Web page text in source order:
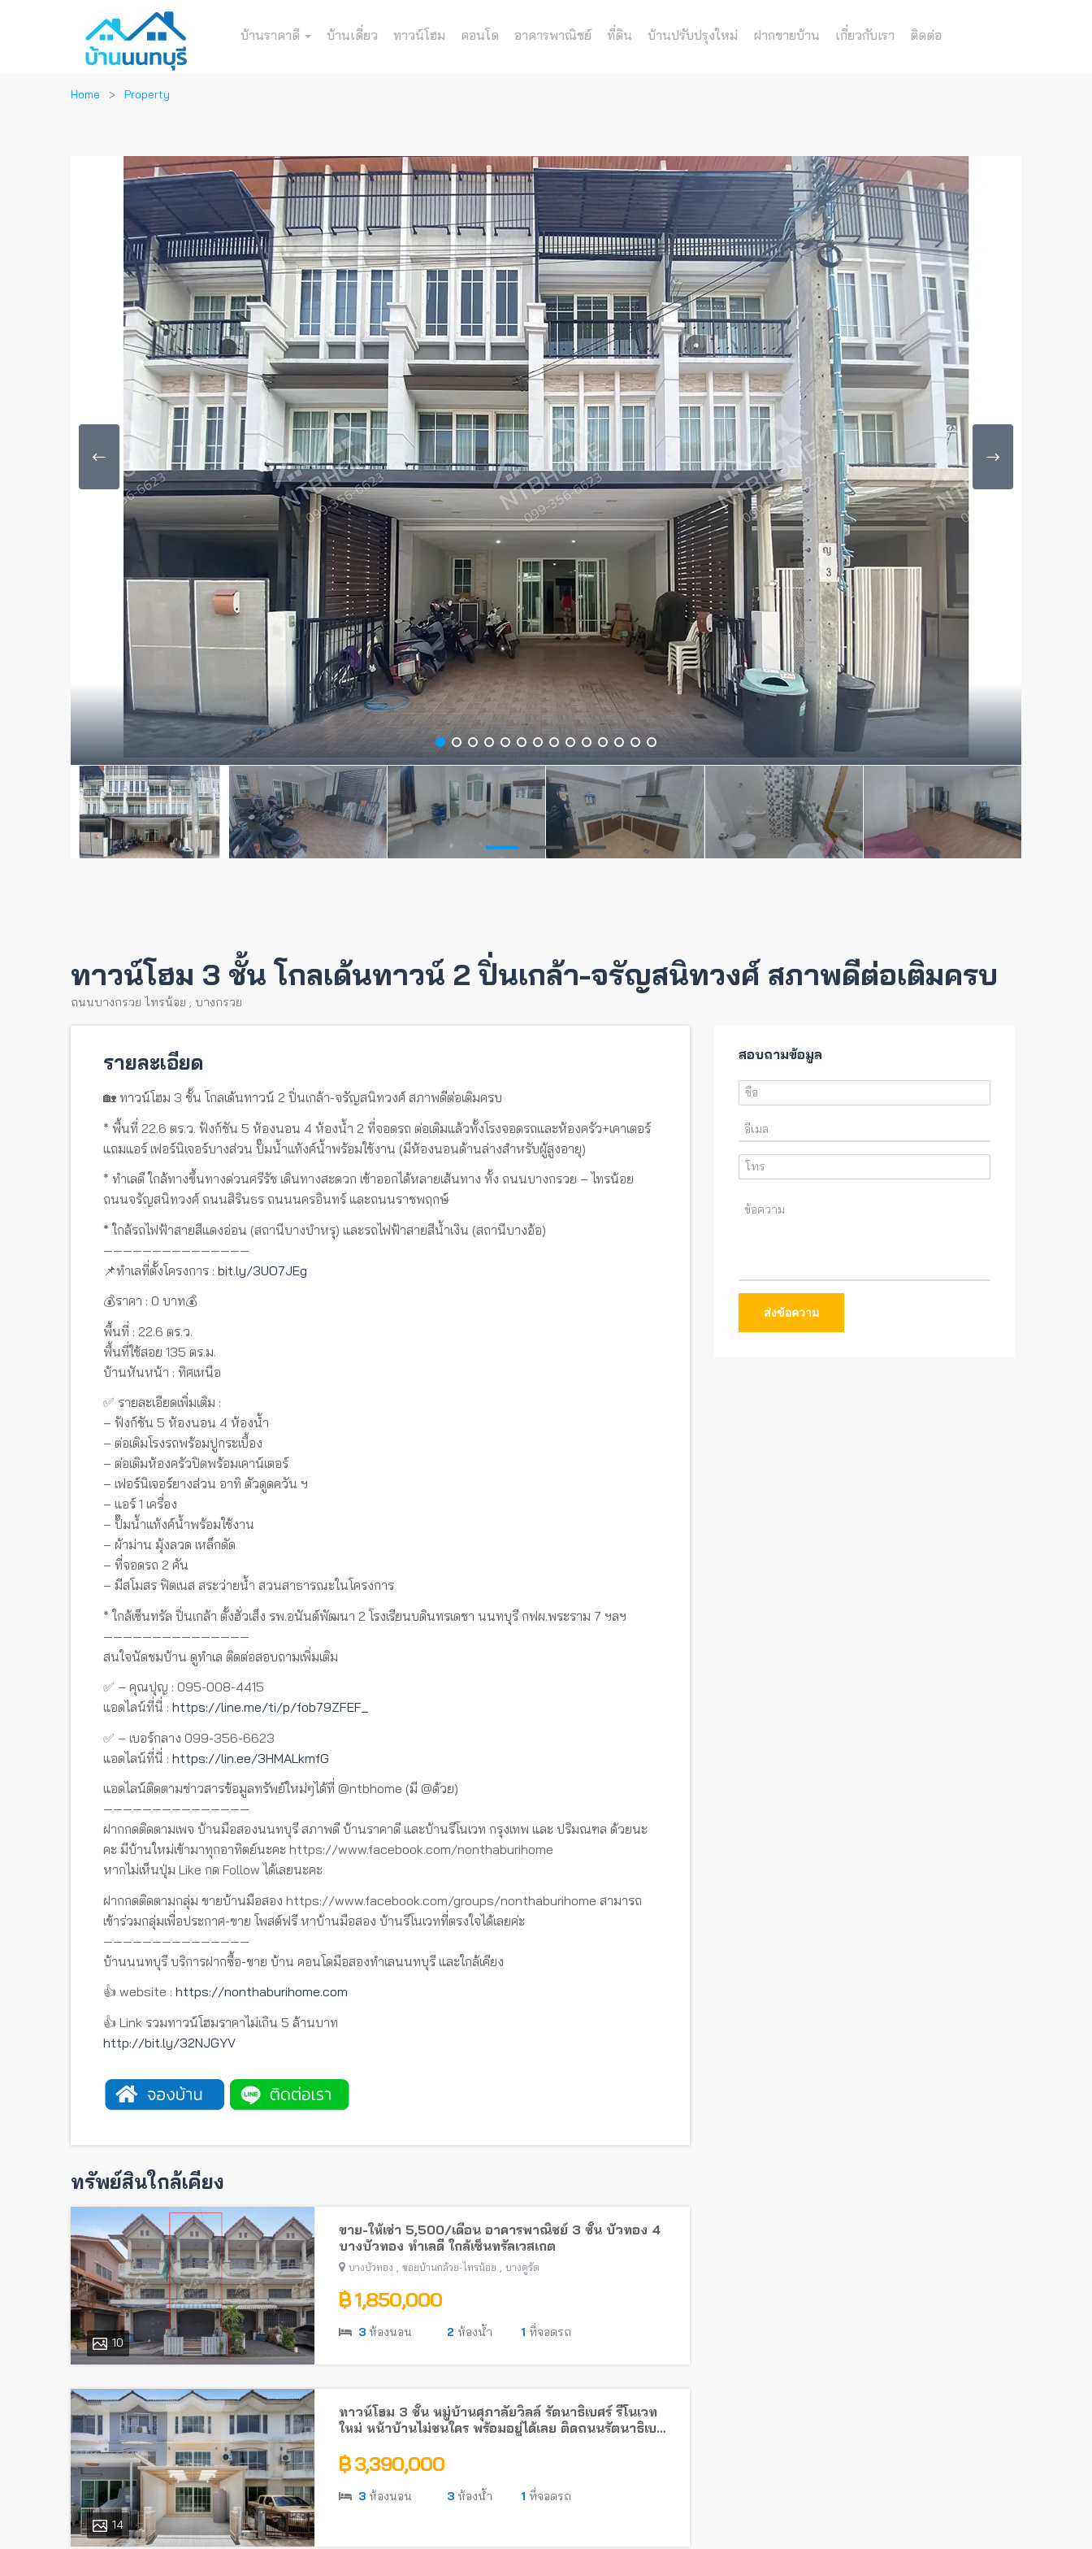
บ้านราคาดี บ้านเดี่ยว ทาวน์โฮม คอนโด อาคารพาณิชย์ ที่ดิน บ้านปรับปรุงใหม่ ฝากขายบ้าน เกี่ยวกับเรา ติดต่อ
Home Property
ทาวน์โฮม 3 ชั้น โกลเด้นทาวน์ 2 ปิ่นเกล้า-จรัญสนิทวงศ์ สภาพดีต่อเติมครบ
ถนนบางกรวย ไทรน้อย , บางกรวย
รายละเอียด
🏡 ทาวน์โฮม 3 ชั้น โกลเด้นทาวน์ 2 ปิ่นเกล้า-จรัญสนิทวงศ์ สภาพดีต่อเติมครบ
* พื้นที่ 22.6 ตร.ว. ฟังก์ชัน 5 ห้องนอน 4 ห้องน้ำ 2 ที่จอดรถ ต่อเติมแล้วทั้งโรงจอดรถและห้องครัว+เคาเตอร์
แถมแอร์ เฟอร์นิเจอร์บางส่วน ปั๊มน้ำแท้งค์น้ำพร้อมใช้งาน (มีห้องนอนด้านล่างสำหรับผู้สูงอายุ)
* ทำเลดี ใกล้ทางขึ้นทางด่วนศรีรัช เดินทางสะดวก เข้าออกได้หลายเส้นทาง ทั้ง ถนนบางกรวย – ไทรน้อย
ถนนจรัญสนิทวงศ์ ถนนสิรินธร ถนนนครอินทร์ และถนนราชพฤกษ์
* ใกล้รถไฟฟ้าสายสีแดงอ่อน (สถานีบางบำหรุ) และรถไฟฟ้าสายสีน้ำเงิน (สถานีบางอ้อ)
———————————————
📌ทำเลที่ตั้งโครงการ : bit.ly/3UO7JEg
💰ราคา : 0 บาท💰
พื้นที่ : 22.6 ตร.ว.
พื้นที่ใช้สอย 135 ตร.ม.
บ้านหันหน้า : ทิศเหนือ
✅ รายละเอียดเพิ่มเติม :
– ฟังก์ชัน 5 ห้องนอน 4 ห้องน้ำ
– ต่อเติมโรงรถพร้อมปูกระเบื้อง
– ต่อเติมห้องครัวปิดพร้อมเคาน์เตอร์
– เฟอร์นิเจอร์ยางส่วน อาทิ ตัวดูดควัน ฯ
– แอร์ 1 เครื่อง
– ปั๊มน้ำแท้งค์น้ำพร้อมใช้งาน
– ผ้าม่าน มุ้งลวด เหล็กดัด
– ที่จอดรถ 2 คัน
– มีสโมสร ฟิตเนส สระว่ายน้ำ สวนสาธารณะในโครงการ
* ใกล้เซ็นทรัล ปิ่นเกล้า ตั้งฮั่วเส็ง รพ.อนันต์พัฒนา 2 โรงเรียนบดินทรเดชา นนทบุรี กฟผ.พระราม 7 ฯลฯ
———————————————
สนใจนัดชมบ้าน ดูทำเล ติดต่อสอบถามเพิ่มเติม
✅ – คุณปุญ : 095-008-4415
แอดไลน์ที่นี่ : https://line.me/ti/p/fob79ZFEF_
✅ – เบอร์กลาง 099-356-6623
แอดไลน์ที่นี่ : https://lin.ee/3HMALkmfG
แอดไลน์ติดตามข่าวสารข้อมูลทรัพย์ใหม่ๆได้ที่ @ntbhome (มี @ด้วย)
———————————————
ฝากกดติดตามเพจ บ้านมือสองนนทบุรี สภาพดี บ้านราคาดี และบ้านรีโนเวท กรุงเทพ และ ปริมณฑล ด้วยนะ
คะ มีบ้านใหม่เข้ามาทุกอาทิตย์นะคะ https://www.facebook.com/nonthaburihome
หากไม่เห็นปุ่ม Like กด Follow ได้เลยนะคะ
ฝากกดติดตามกลุ่ม ขายบ้านมือสอง https://www.facebook.com/groups/nonthaburihome สามารถ
เข้าร่วมกลุ่มเพื่อประกาศ-ขาย โพสต์ฟรี หาบ้านมือสอง บ้านรีโนเวทที่ตรงใจได้เลยค่ะ
———————————————
บ้านนนทบุรี บริการฝากซื้อ-ขาย บ้าน คอนโดมือสองทำเลนนทบุรี และใกล้เคียง
👍 website : https://nonthaburihome.com
👍 Link รวมทาวน์โฮมราคาไม่เกิน 5 ล้านบาท
http://bit.ly/32NJGYV
ทรัพย์สินใกล้เคียง
10
ขาย-ให้เช่า 5,500/เดือน อาคารพาณิชย์ 3 ชั้น บัวทอง 4
บางบัวทอง ทำเลดี ใกล้เซ็นทรัลเวสเกต
บางบัวทอง , ซอยบ้านกล้วย-ไทรน้อย , บางคูรัด
฿ 1,850,000
3 ห้องนอน 2 ห้องน้ำ 1 ที่จอดรถ
14
ทาวน์โฮม 3 ชั้น หมู่บ้านศุภาลัยวิลล์ รัตนาธิเบศร์ รีโนเวท
ใหม่ หน้าบ้านไม่ชนใคร พร้อมอยู่ได้เลย ติดถนนรัตนาธิเบศร์
฿ 3,390,000
3 ห้องนอน 3 ห้องน้ำ 1 ที่จอดรถ
สอบถามข้อมูล
ส่งข้อความ